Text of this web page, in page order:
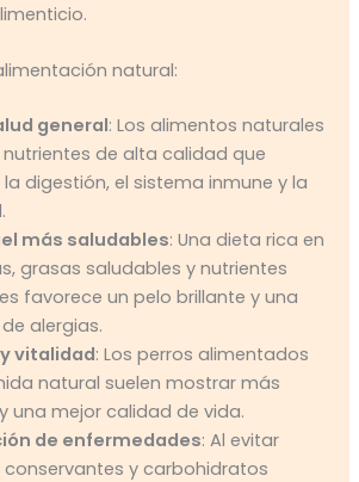
natural:
general: Los alimentos naturales
de alta calidad que
digestión, el sistema inmune y la
más saludables: Una dieta rica en
grasas saludables y nutrientes
favorece un pelo brillante y una
alergias.
vitalidad: Los perros alimentados
natural suelen mostrar más
una mejor calidad de vida.
de enfermedades: Al evitar
conservantes y carbohidratos